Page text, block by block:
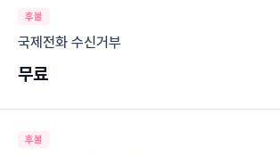
후불
국제전화 수신거부
무료
후불